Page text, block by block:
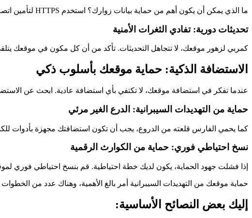
ما الذي يمكن أن يكون أهم من حماية بيانات زوارك؟ استخدم HTTPS لتأمين اتصالاتك وحماية المعلومات الحساسة. فلا تكن كالشخص الذي يخفي خزانته بأقفال رديئة.
تحديثات دورية: تفادي الثغرات الأمنية
كمربي لزهور موقعك، لا تتجاهل التحديثات. تأكد من أن كل مكون في موقعك
الاستضافة الذكية: حماية موقعك بأسلوب ذكي
عندما تفكر في استضافة موقعك، لا تكتفي بأي استضافة عادية. ابحث عن
حماية من التهديدات السيبرانية: الدرع الغير مرئي
كما يحمي الفارس قلعته من الدروع، يجب أن تكون استضافتك مجهزة بأدوات
نسخ احتياطي فوري: حماية من الكوارث الرقمية
إذا فشلت جهود الحماية، يكون لديك خطة احتياطية. قم بنسخ احتياطي فوري
حماية موقعك من التهديدات السيبرانية أمر بالغ الأهمية، وهناك عدد من
إليك بعض النصائح الأساسية: